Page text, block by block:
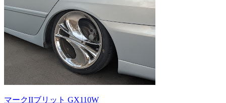
マークIIブリット GX110W